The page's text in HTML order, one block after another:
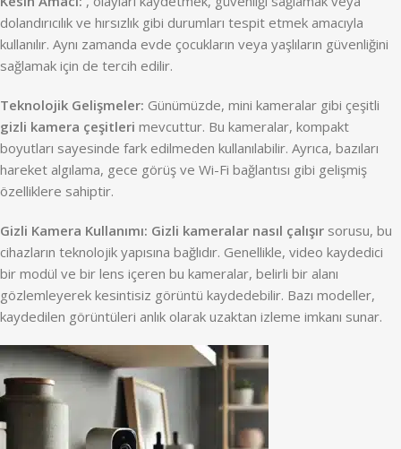
dolandırıcılık ve hırsızlık gibi durumları tespit etmek amacıyla
kullanılır. Aynı zamanda evde çocukların veya yaşlıların güvenliğini
sağlamak için de tercih edilir.
Teknolojik Gelişmeler: Günümüzde, mini kameralar gibi çeşitli
gizli kamera çeşitleri mevcuttur. Bu kameralar, kompakt
boyutları sayesinde fark edilmeden kullanılabilir. Ayrıca, bazıları
hareket algılama, gece görüş ve Wi-Fi bağlantısı gibi gelişmiş
özelliklere sahiptir.
Gizli Kamera Kullanımı: Gizli kameralar nasıl çalışır sorusu, bu
cihazların teknolojik yapısına bağlıdır. Genellikle, video kaydedici
bir modül ve bir lens içeren bu kameralar, belirli bir alanı
gözlemleyerek kesintisiz görüntü kaydedebilir. Bazı modeller,
kaydedilen görüntüleri anlık olarak uzaktan izleme imkanı sunar.